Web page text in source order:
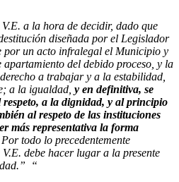
a la hora de decidir, dado que
diseñada por el Legislador
por un acto infralegal el Municipio y
apartamiento del debido proceso, y la
a trabajar y a la estabilidad,
a la igualdad, y en definitiva, se
a la dignidad, y al principio
al respeto de las instituciones
más representativa la forma
todo lo precedentemente
debe hacer lugar a la presente
“